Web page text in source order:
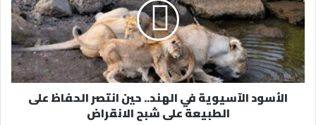
ل
إ
ك
ت
ر
الأسود الآسيوية في الهند.. حين انتصر الحفاظ على
الطبيعة على شبح الانقراض